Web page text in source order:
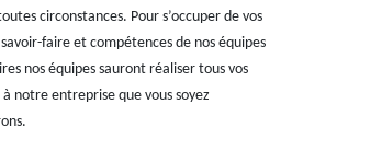
circonstances. Pour s’occuper de vos
faire et compétences de nos équipes
nos équipes sauront réaliser tous vos
notre entreprise que vous soyez